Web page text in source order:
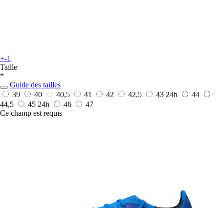
+-1
Taille
*
Guide des tailles
39
40 40,5 41 42 42,5 43 24h
44
44,5
45 24h 46
47
Ce champ est requis